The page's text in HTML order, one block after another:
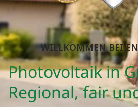
WILLKOMMEN BEI
Photovoltaik in
Regional, fair